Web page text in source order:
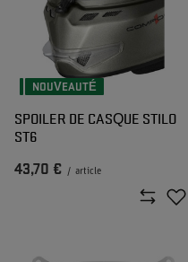
NOUVEAUTÉ
SPOILER DE CASQUE STILO
ST6
43,70 € / article